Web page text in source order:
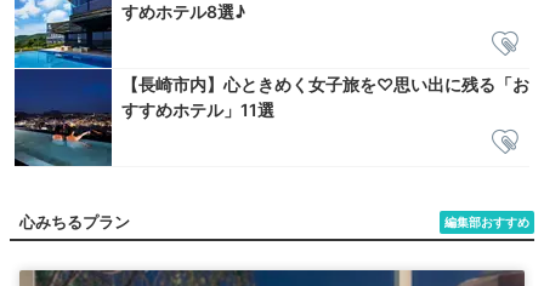
すめホテル8選♪
【長崎市内】心ときめく女子旅を♡思い出に残る「お
すすめホテル」11選
編集部おすすめ
心みちるプラン